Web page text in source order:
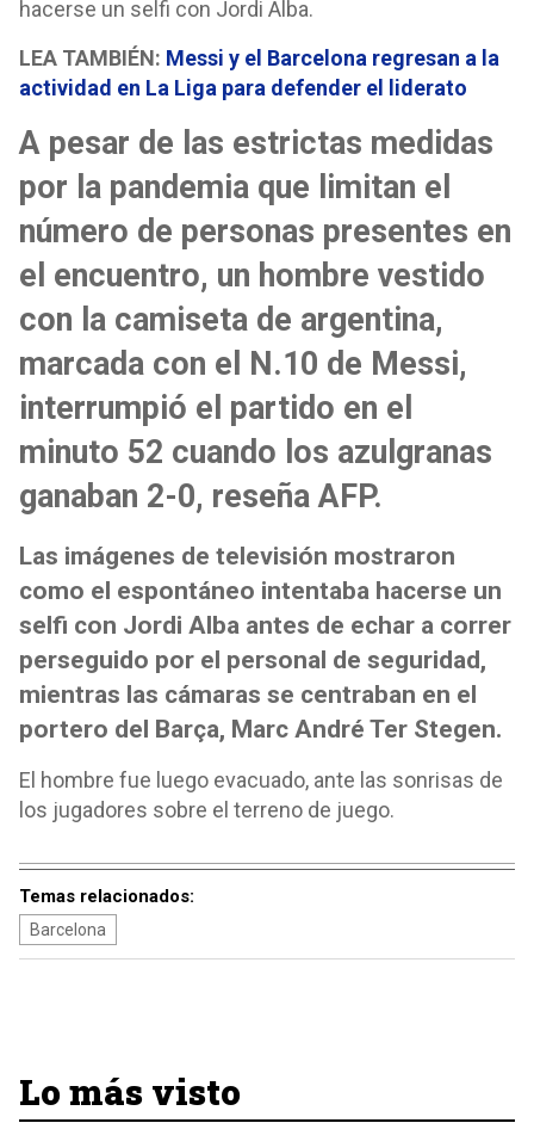
hacerse un selfi con Jordi Alba.
LEA TAMBIÉN: Messi y el Barcelona regresan a la
actividad en La Liga para defender el liderato
A pesar de las estrictas medidas
por la pandemia que limitan el
número de personas presentes en
el encuentro, un hombre vestido
con la camiseta de argentina,
marcada con el N.10 de Messi,
interrumpió el partido en el
minuto 52 cuando los azulgranas
ganaban 2-0, reseña AFP.
Las imágenes de televisión mostraron
como el espontáneo intentaba hacerse un
selfi con Jordi Alba antes de echar a correr
perseguido por el personal de seguridad,
mientras las cámaras se centraban en el
portero del Barça, Marc André Ter Stegen.
El hombre fue luego evacuado, ante las sonrisas de
los jugadores sobre el terreno de juego.
Temas relacionados:
Barcelona
Lo más visto